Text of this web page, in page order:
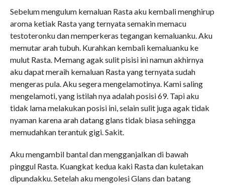
Sebelum mengulum kemaluan Rasta aku kembali menghirup
aroma ketiak Rasta yang ternyata semakin memacu
testoteronku dan memperkeras tegangan kemaluanku. Aku
memutar arah tubuh. Kurahkan kembali kemaluanku ke
mulut Rasta. Memang agak sulit pisisi ini namun akhirnya
aku dapat meraih kemaluan Rasta yang ternyata sudah
mengeras pula. Aku segera mengelamotinya. Kami saling
mengelamoti, yang istilah nya adalah posisi 69. Tapi aku
tidak lama melakukan posisi ini, selain sulit juga agak tidak
nyaman karena arah datang glans tidak biasa sehingga
memudahkan terantuk gigi. Sakit.
Aku mengambil bantal dan mengganjalkan di bawah
pinggul Rasta. Kuangkat kedua kaki Rasta dan kuletakan
dipundakku. Setelah aku mengolesi Glans dan batang